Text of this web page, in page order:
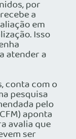
por
a
em
Isso
atender a
conta com o
pesquisa
pelo
aponta
avalia que
ser